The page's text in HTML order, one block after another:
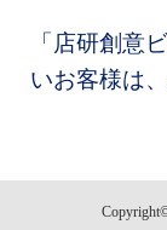
「店研創意
いお客様は